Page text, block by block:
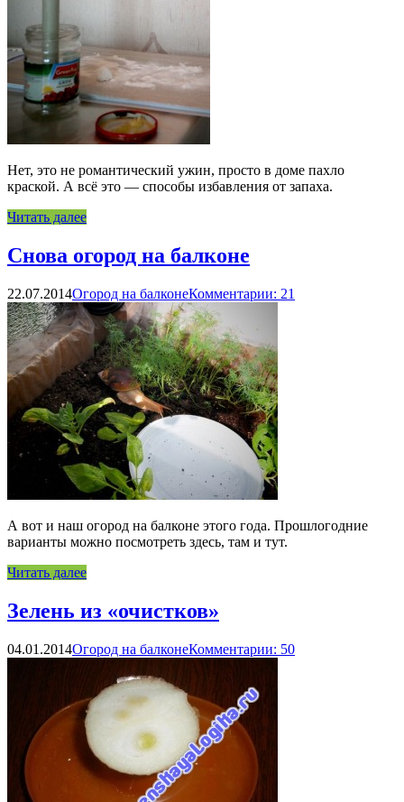
Нет, это не романтический ужин, просто в доме пахло
краской. А всё это — способы избавления от запаха.
Читать далее
Снова огород на балконе
22.07.2014Огород на балконеКомментарии: 21
А вот и наш огород на балконе этого года. Прошлогодние
варианты можно посмотреть здесь, там и тут.
Читать далее
Зелень из «очистков»
04.01.2014Огород на балконеКомментарии: 50